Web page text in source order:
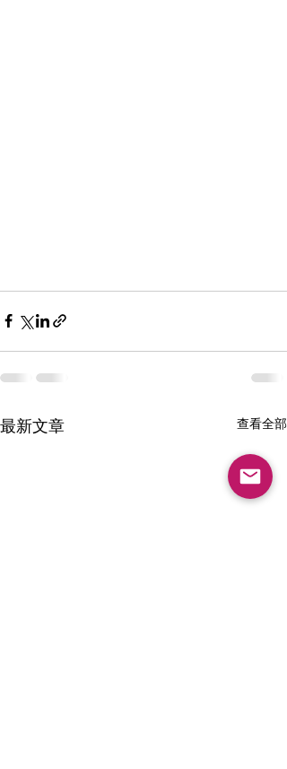
最新文章 查看全部